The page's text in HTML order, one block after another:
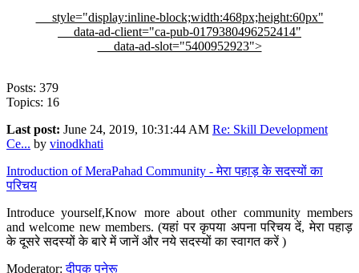
style="display:inline-block;width:468px;height:60px"
data-ad-client="ca-pub-0179380496252414"
data-ad-slot="5400952923">
Posts: 379
Topics: 16
Last post: June 24, 2019, 10:31:44 AM Re: Skill Development
Ce... by vinodkhati
Introduction of MeraPahad Community - मेरा पहाड़ के सदस्यों का
परिचय
Introduce yourself,Know more about other community members
and welcome new members. (यहां पर कृपया अपना परिचय दें, मेरा पहाड़
के दूसरे सदस्यों के बारे में जानें और नये सदस्यों का स्वागत करें )
Moderator:दीपक पनेरू